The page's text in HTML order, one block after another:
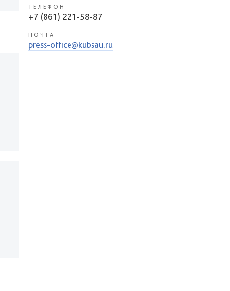
ТЕЛЕФОН
+7 (861) 221-58-87
ПОЧТА
press-office@kubsau.ru